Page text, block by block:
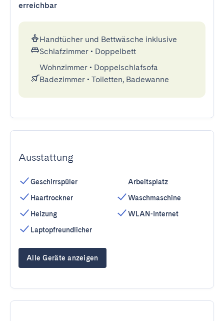
erreichbar
Handtücher und Bettwäsche inklusive
Schlafzimmer • Doppelbett
Wohnzimmer • Doppelschlafsofa
Badezimmer • Toiletten, Badewanne
Ausstattung
Geschirrspüler
Haartrockner
Heizung
Laptopfreundlicher
Arbeitsplatz
Waschmaschine
WLAN-Internet
Alle Geräte anzeigen